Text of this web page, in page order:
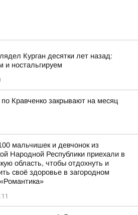
Курган десятки лет назад:
и ностальгируем
Кравченко закрывают на месяц
мальчишек и девчонок из
Народной Республики приехали в
область, чтобы отдохнуть и
своё здоровье в загородном